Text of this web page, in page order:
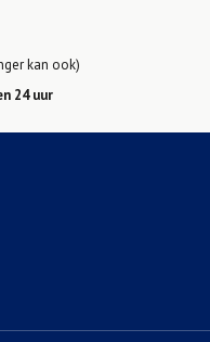
kan ook)
24 uur